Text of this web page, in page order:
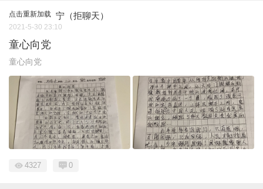
点击重新加载 宁（拒聊天）
2021-5-30 23:10
童心向党
童心向党
4327 0